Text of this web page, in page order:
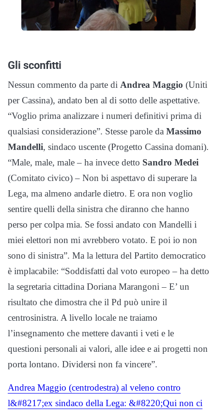
Gli sconfitti
Nessun commento da parte di Andrea Maggio (Uniti
per Cassina), andato ben al di sotto delle aspettative.
“Voglio prima analizzare i numeri definitivi prima di
qualsiasi considerazione”. Stesse parole da Massimo
Mandelli, sindaco uscente (Progetto Cassina domani).
“Male, male, male – ha invece detto Sandro Medei
(Comitato civico) – Non bi aspettavo di superare la
Lega, ma almeno andarle dietro. E ora non voglio
sentire quelli della sinistra che diranno che hanno
perso per colpa mia. Se fossi andato con Mandelli i
miei elettori non mi avrebbero votato. E poi io non
sono di sinistra”. Ma la lettura del Partito democratico
è implacabile: “Soddisfatti dal voto europeo – ha detto
la segretaria cittadina Doriana Marangoni – E’ un
risultato che dimostra che il Pd può unire il
centrosinistra. A livello locale ne traiamo
l’insegnamento che mettere davanti i veti e le
questioni personali ai valori, alle idee e ai progetti non
porta lontano. Dividersi non fa vincere”.
Andrea Maggio (centrodestra) al veleno contro
l&#8217;ex sindaco della Lega: &#8220;Qui non ci